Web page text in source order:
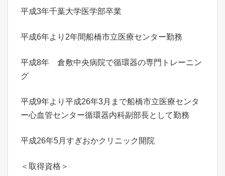
平成3年千葉大学医学部卒業
平成6年より2年間船橋市立医療センター勤務
平成8年 倉敷中央病院で循環器の専門トレーニン
グ
平成9年より平成26年3月まで船橋市立医療センタ
ー心血管センター循環器内科副部長として勤務
平成26年5月すぎおかクリニック開院
＜取得資格＞